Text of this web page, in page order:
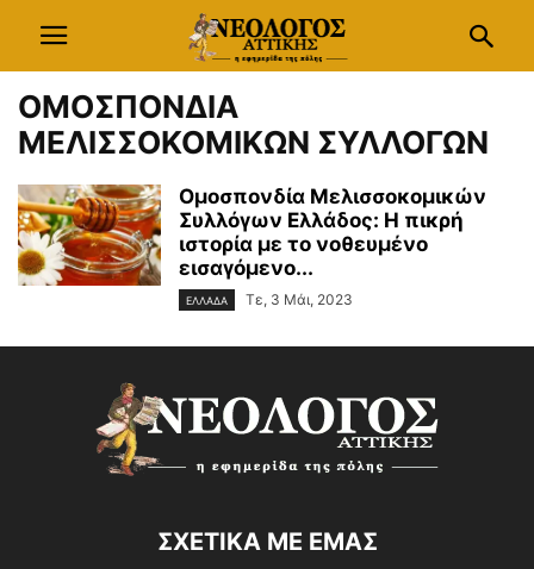
ΟΜΟΣΠΟΝΔΙΑ
ΜΕΛΙΣΣΟΚΟΜΙΚΩΝ ΣΥΛΛΟΓΩΝ
Ομοσπονδία Μελισσοκομικών
Συλλόγων Ελλάδος: Η πικρή
ιστορία με το νοθευμένο
εισαγόμενο...
ΕΛΛΑΔΑ Τε, 3 Μάι, 2023
ΣΧΕΤΙΚΑ ΜΕ ΕΜΑΣ